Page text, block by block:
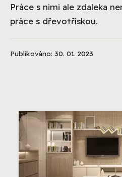
Práce s nimi ale zdaleka
práce s dřevotřískou.
Publikováno: 30. 01. 2023